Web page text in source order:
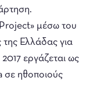
μέσω του
της Ελλάδας για
εργάζεται ως
σε ηθοποιούς